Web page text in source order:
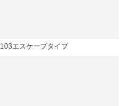
103エスケープタイプ